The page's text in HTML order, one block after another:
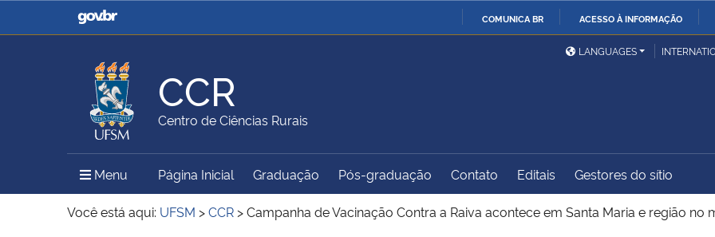
COMUNICA BR ACESSO À INFORMAÇÃO
Casa Civil
Ministério da Justiça e
Ministério da Defesa
Ministério das Relações
Exteriores
Ministério da Agricultura,
Pecuária e Abastecimento
Ministério da Educação
Ministério do Meio Ambiente Ministério do Turismo
Ministério do
Desenvolvimento Regional
Controladoria-Geral da
LANGUAGES
CCR
Centro de Ciências Rurais
Menu Menu Principal do Sítio
Página Inicial Graduação Pós-graduação Contato Editais Gestores do sítio
Você está aqui: UFSM >CCR >Campanha de Vacinação Contra a Raiva acontece em Santa Maria e região no